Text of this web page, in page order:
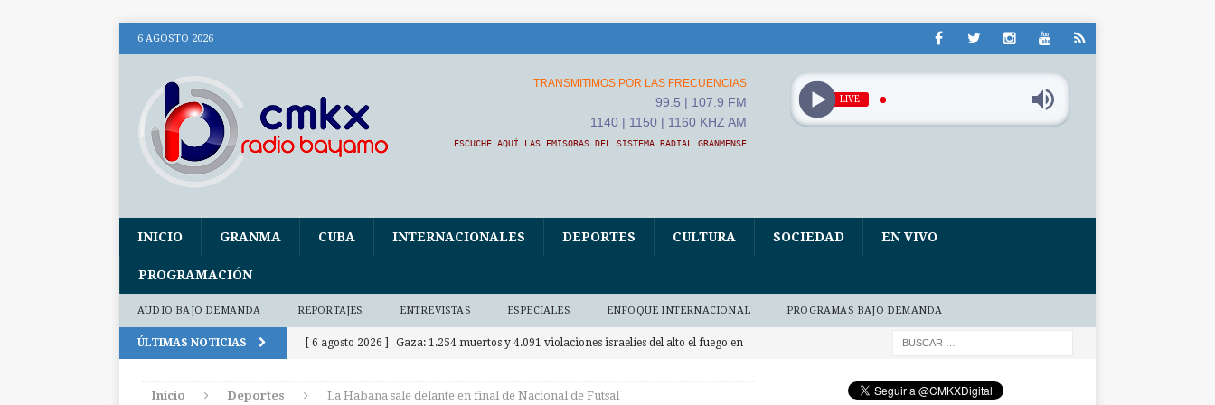
6 AGOSTO 2026
TRANSMITIMOS POR LAS FRECUENCIAS
99.5 | 107.9 FM
1140 | 1150 | 1160 KHZ AM
ESCUCHE AQUÍ LAS EMISORAS DEL SISTEMA RADIAL GRANMENSE
LIVE
INICIO GRANMA CUBA INTERNACIONALES DEPORTES CULTURA SOCIEDAD EN VIVO
PROGRAMACIÓN
AUDIO BAJO DEMANDA REPORTAJES ENTREVISTAS ESPECIALES ENFOQUE INTERNACIONAL PROGRAMAS BAJO DEMANDA
ÚLTIMAS NOTICIAS [ 6 agosto 2026 ] Gaza: 1.254 muertos y 4.091 violaciones israelíes del alto el fuego en
Inicio Deportes La Habana sale delante en final de Nacional de Futsal